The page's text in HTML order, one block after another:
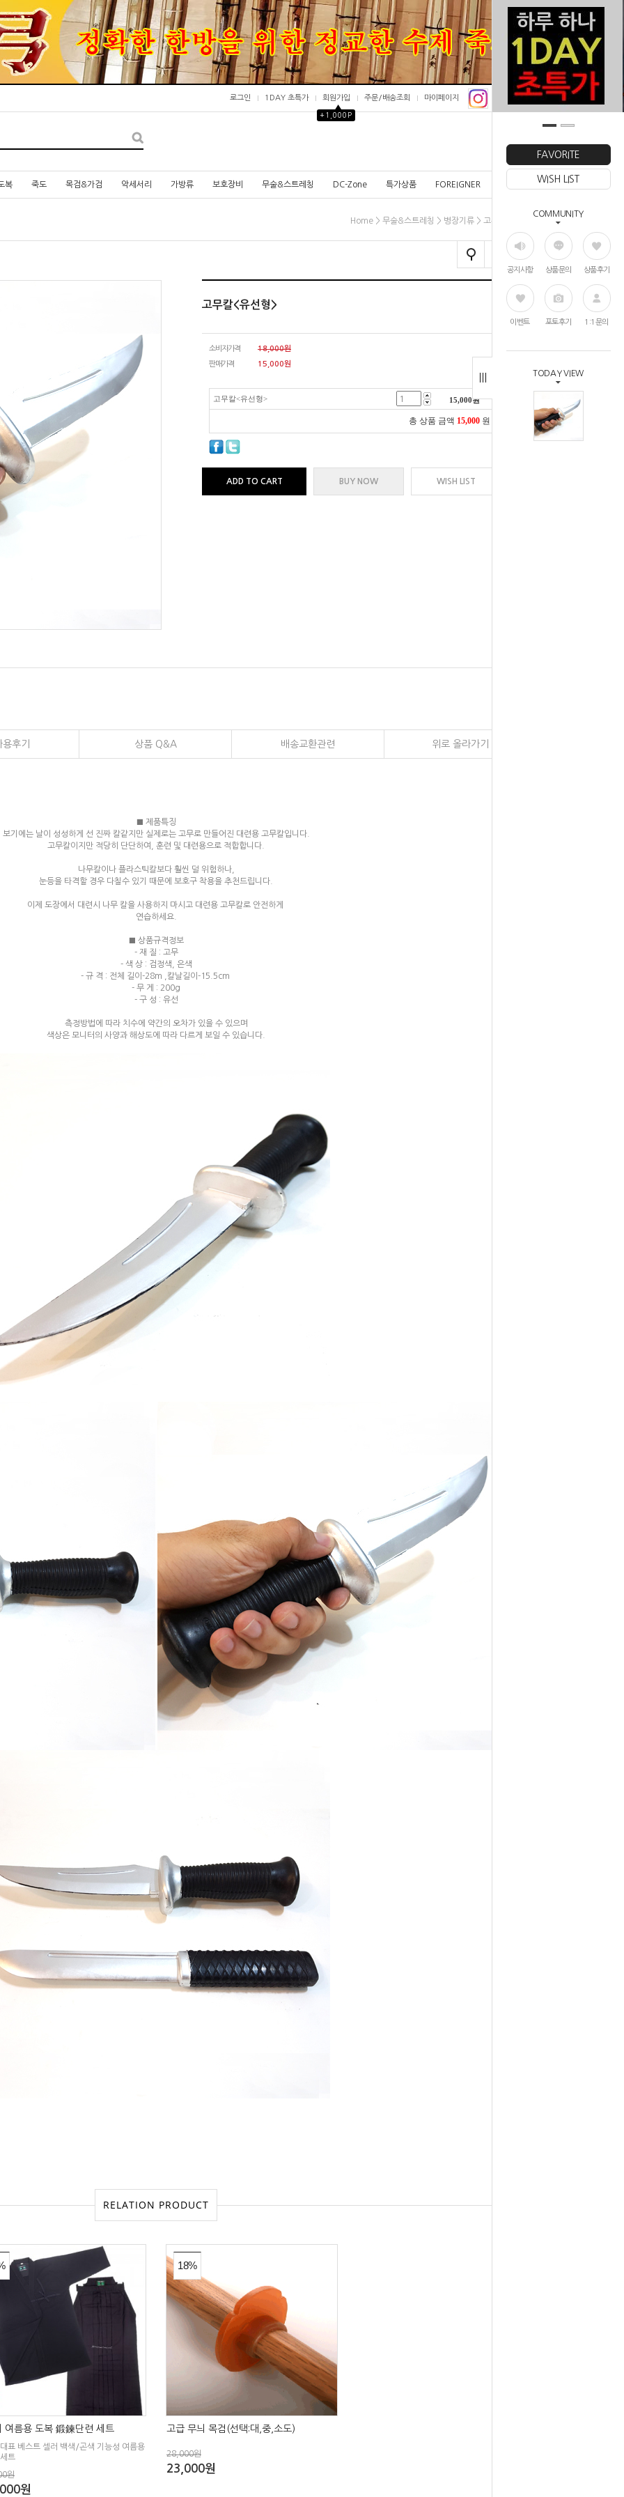
FAVORITE
WISH LIST
COMMUNITY
공지사항 상품문의 상품후기
이벤트 포토후기 1:1문의
TODAY VIEW
로그인 1DAY 초특가 회원가입
▲
+1,000P
주문/배송조회 마이페이지
복 죽도 목검&가검 악세서리 가방류 보호장비 무술&스트레칭 DC-Zone 특가상품 FOREIGNER
Home > 무술&스트레칭 > 병장기류 > 고무칼<유선형>
고무칼<유선형>
소비자가격
18,000원
판매가격
15,000원
고무칼<유선형> 15,000원
총 상품 금액 15,000 원
ADD TO CART BUY NOW WISH LIST
후기 상품 Q&A 배송교환관련 위로 올라가기
■ 제품특징
보기에는 날이 성성하게 선 진짜 칼같지만 실제로는 고무로 만들어진 대련용 고무칼입니다.
고무칼이지만 적당히 단단하여, 훈련 및 대련용으로 적합합니다.
나무칼이나 플라스틱칼보다 훨씬 덜 위험하나,
눈등을 타격할 경우 다칠수 있기 때문에 보호구 착용을 추천드립니다.
이제 도장에서 대련시 나무 칼을 사용하지 마시고 대련용 고무칼로 안전하게
연습하세요.
■ 상품규격정보
- 재 질 : 고무
- 색 상 : 검정색, 은색
- 규 격 : 전체 길이-28m ,칼날길이-15.5cm
- 무 게 : 200g
- 구 성 : 유선
측정방법에 따라 치수에 약간의 오차가 있을 수 있으며
색상은 모니터의 사양과 해상도에 따라 다르게 보일 수 있습니다.
RELATION PRODUCT
여름용 도복 鍛鍊단련 세트
표 베스트 셀러 백색/곤색 기능성 여름용
트
원
원
18%
고급 무늬 목검(선택:대,중,소도)
28,000원
23,000원